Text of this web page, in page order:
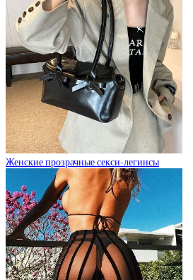
Женские прозрачные секси-легинсы